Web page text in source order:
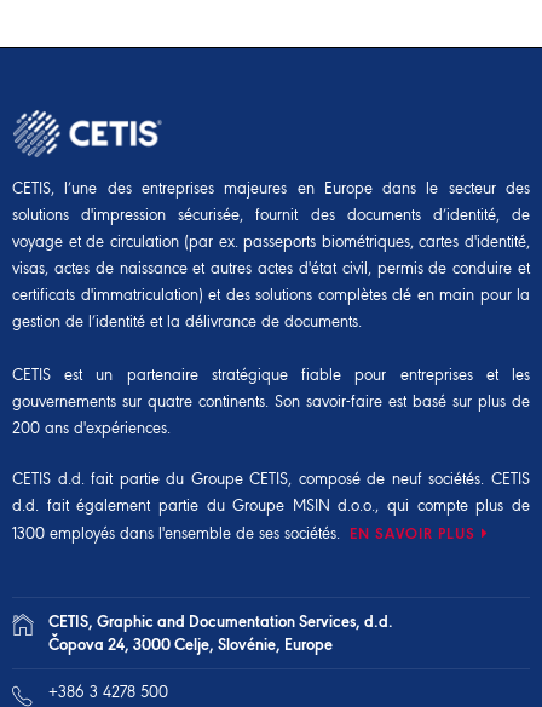
CETIS, l’une des entreprises majeures en Europe dans le secteur des
solutions d'impression sécurisée, fournit des documents d’identité, de
voyage et de circulation (par ex. passeports biométriques, cartes d'identité,
visas, actes de naissance et autres actes d'état civil, permis de conduire et
certificats d'immatriculation) et des solutions complètes clé en main pour la
gestion de l’identité et la délivrance de documents.
CETIS est un partenaire stratégique fiable pour entreprises et les
gouvernements sur quatre continents. Son savoir-faire est basé sur plus de
200 ans d'expériences.
CETIS d.d. fait partie du Groupe CETIS, composé de neuf sociétés. CETIS
d.d. fait également partie duGroupe MSIN d.o.o. , qui compte plus de
1300 employés dans l'ensemble de ses sociétés. EN SAVOIR PLUS
CETIS, Graphic and Documentation Services, d.d.
Čopova 24, 3000 Celje, Slovénie, Europe
+386 3 4278 500